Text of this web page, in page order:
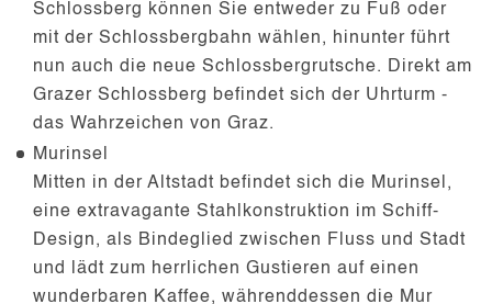
Schlossberg können Sie entweder zu Fuß oder
mit der Schlossbergbahn wählen, hinunter führt
nun auch die neue Schlossbergrutsche. Direkt am
Grazer Schlossberg befindet sich der Uhrturm -
das Wahrzeichen von Graz.
Murinsel
Mitten in der Altstadt befindet sich die Murinsel,
eine extravagante Stahlkonstruktion im Schiff-
Design, als Bindeglied zwischen Fluss und Stadt
und lädt zum herrlichen Gustieren auf einen
wunderbaren Kaffee, währenddessen die Mur